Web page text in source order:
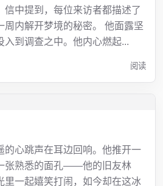
信中提到，每位来访者都描述了
周内解开梦境的秘密。 他面露坚
入到调查之中。他内心燃起...
阅读
的心跳声在耳边回响。他推开一
张熟悉的面孔——他的旧友林
里一起嬉笑打闹，如今却在这冰